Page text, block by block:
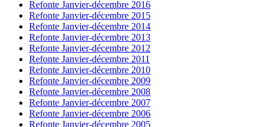
Refonte Janvier-décembre 2016
Refonte Janvier-décembre 2015
Refonte Janvier-décembre 2014
Refonte Janvier-décembre 2013
Refonte Janvier-décembre 2012
Refonte Janvier-décembre 2011
Refonte Janvier-décembre 2010
Refonte Janvier-décembre 2009
Refonte Janvier-décembre 2008
Refonte Janvier-décembre 2007
Refonte Janvier-décembre 2006
Refonte Janvier-décembre 2005